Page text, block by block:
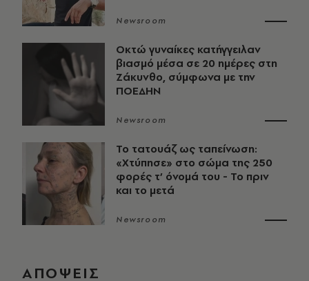
Newsroom
Οκτώ γυναίκες κατήγγειλαν
βιασμό μέσα σε 20 ημέρες στη
Ζάκυνθο, σύμφωνα με την
ΠΟΕΔΗΝ
Newsroom
Το τατουάζ ως ταπείνωση:
«Χτύπησε» στο σώμα της 250
φορές τ’ όνομά του - Το πριν
και το μετά
Newsroom
ΑΠΟΨΕΙΣ